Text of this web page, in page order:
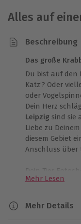
Alles auf
Beschreibung
Das große
Du bist auf den
Katz‘? Oder
oder
Dein Herz
Leipzig sind sie
Liebe zu
diesem Gebiet
Anschluss über
Dein Tier
ausgesuchtes
verfügt über
Mehr Lesen
Mehr Details